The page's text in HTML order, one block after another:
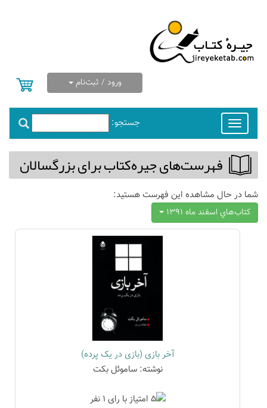
ورود / ثبت‌نام
جستجو:
Toggle
navigation
فهرست‌های جیره‌كتاب برای بزرگسالان
شما در حال مشاهده این فهرست هستید:
كتاب‌هاي اسفند ماه 1391
آخر بازی (بازی در یک پرده)
نوشته: ساموئل بکت